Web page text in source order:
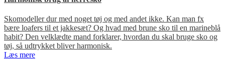
Skomodeller dur med noget tøj og med andet ikke. Kan man fx
bære loafers til et jakkesæt? Og hvad med brune sko til en marineblå
habit? Den velklædte mand forklarer, hvordan du skal bruge sko og
tøj, så udtrykket bliver harmonisk.
Læs mere